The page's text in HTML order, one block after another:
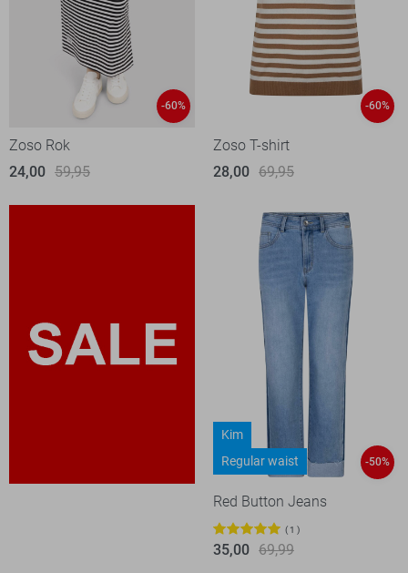
-60%
Zoso Rok
24,00 59,95
-60%
Zoso T-shirt
28,00 69,95
Kim
Regular waist
-50%
Red Button Jeans
1
35,00 69,99